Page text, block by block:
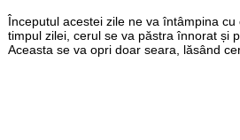
Începutul acestei zile ne va întâmpina
timpul zilei, cerul se va păstra înnorat și
Aceasta se va opri doar seara, lăsând